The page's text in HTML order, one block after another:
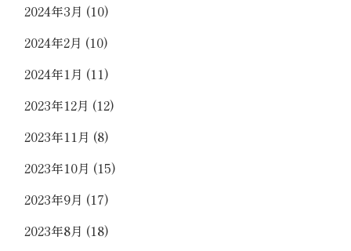
2024年3月 (10)
2024年2月 (10)
2024年1月 (11)
2023年12月 (12)
2023年11月 (8)
2023年10月 (15)
2023年9月 (17)
2023年8月 (18)